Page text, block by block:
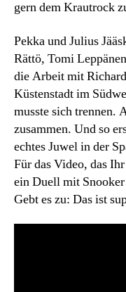
gern dem Krautrock
Pekka und Julius
Rättö, Tomi
die Arbeit mit
Küstenstadt im
musste sich trennen.
zusammen. Und so
echtes Juwel in der
Für das Video, das
ein Duell mit
Gebt es zu: Das ist